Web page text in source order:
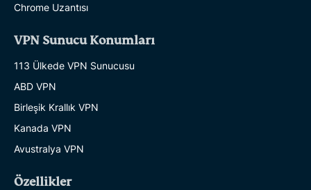
Chrome Uzantısı
VPN Sunucu Konumları
113 Ülkede VPN Sunucusu
ABD VPN
Birleşik Krallık VPN
Kanada VPN
Avustralya VPN
Özellikler